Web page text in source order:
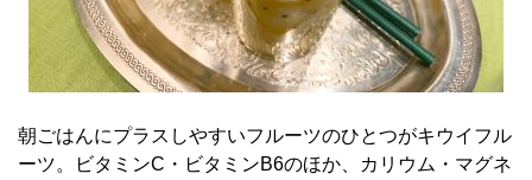
朝ごはんにプラスしやすいフルーツのひとつがキウイフル
ーツ。ビタミンC・ビタミンB6のほか、カリウム・マグネ